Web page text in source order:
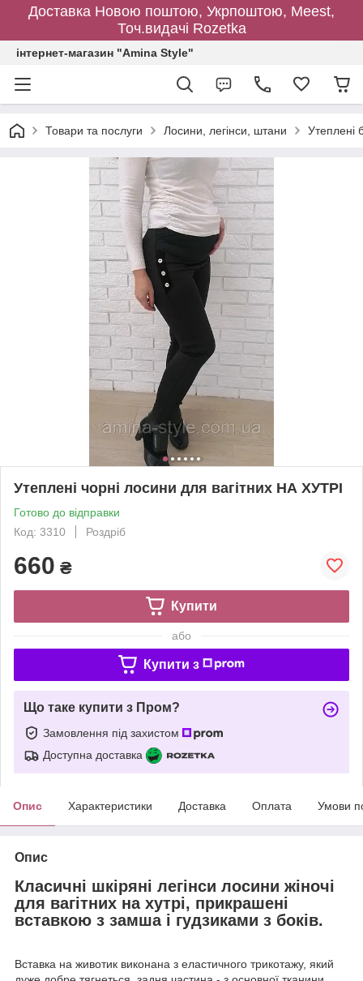
Доставка Новою поштою, Укрпоштою, Meest,
Точ.видачі Rozetka
інтернет-магазин "Amina Style"
Товари та послуги Лосини, легінси, штани Утеплені
Утеплені чорні лосини для вагітних НА ХУТРІ
Готово до відправки
Код: 3310
Роздріб
660 ₴
Купити
або
Купити з
Що таке купити з Пром?
Замовлення під захистом
Доступна доставка
Опис Характеристики Доставка Оплата Умови
Опис
Класичні шкіряні легінси лосини жіночі
для вагітних на хутрі, прикрашені
вставкою з замша і гудзиками з боків.
Вставка на животик виконана з еластичного трикотажу, який